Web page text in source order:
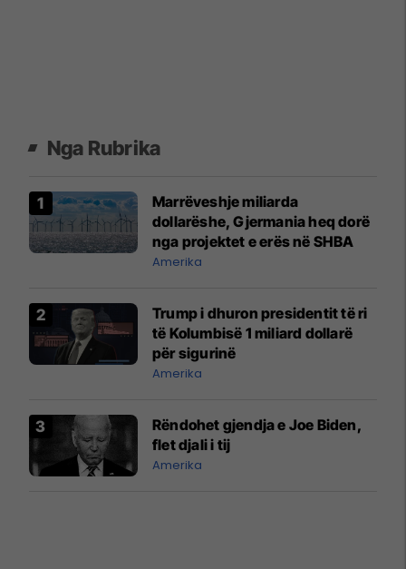
Nga Rubrika
Marrëveshje miliarda
dollarëshe, Gjermania heq dorë
nga projektet e erës në SHBA
Amerika
Trump i dhuron presidentit të ri
të Kolumbisë 1 miliard dollarë
për sigurinë
Amerika
Rëndohet gjendja e Joe Biden,
flet djali i tij
Amerika